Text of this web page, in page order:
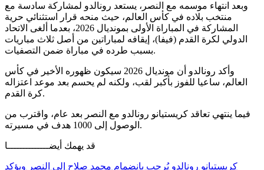
وبعد انتهاء موسمه مع النصر، يستعد رونالدو لمشاركة سادسة مع
منتخب بلاده في كأس العالم، حيث منحه قرار استثنائي حرية
المشاركة في المباراة الأولى بمونديال 2026، بعدما ألغى الاتحاد
الدولي لكرة القدم (فيفا)، إيقافه لمباراتين من أصل ثلاث مباريات
بسبب طرده في مباراة ضمن التصفيات.
وأكد رونالدو أن مونديال 2026 سيكون ظهوره الأخير في كأس
العالم، ساعيا للفوز بأكبر لقب، ولكنه لم يحسم بعد موعد اعتزاله
كرة القدم.
فيما ينتهي تعاقد كريستيانو رونالدو مع النصر بعد عام، واقترب من
الوصول إلى 1000 هدف في مسيرته.
قد يهمك أيضــــــــــــــا
كريستيانو رونالدو يُرحب بانضمام محمد صلاح إلى النصر ويؤكد